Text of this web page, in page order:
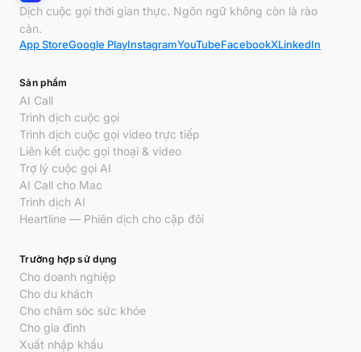
Dịch cuộc gọi thời gian thực. Ngôn ngữ không còn là rào
cản.
App StoreGoogle PlayInstagramYouTubeFacebookXLinkedIn
Sản phẩm
AI Call
Trình dịch cuộc gọi
Trình dịch cuộc gọi video trực tiếp
Liên kết cuộc gọi thoại & video
Trợ lý cuộc gọi AI
AI Call cho Mac
Trình dịch AI
Heartline — Phiên dịch cho cặp đôi
Trường hợp sử dụng
Cho doanh nghiệp
Cho du khách
Cho chăm sóc sức khỏe
Cho gia đình
Xuất nhập khẩu